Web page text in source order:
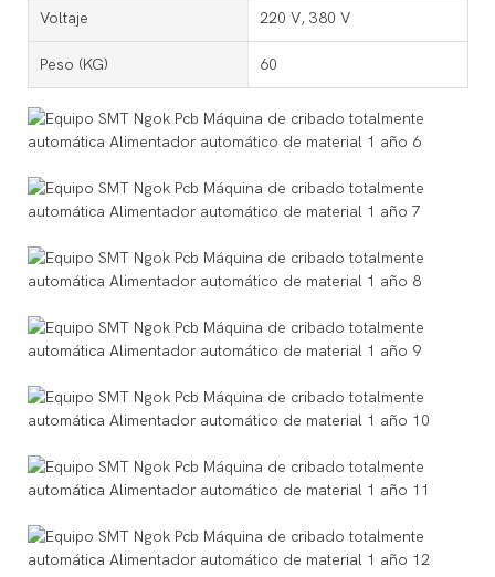
Voltaje 220 V, 380 V
Peso (KG) 60